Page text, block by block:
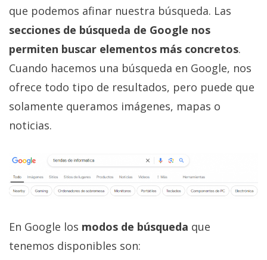
encontrarás
todas las
noticias sobre
tecnología,
ordenadores,
apps,
informática,
videojuegos,
trucos y
El Grupo
Informático
(CC) 2006-
2026.
Algunos
que podemos afinar nuestra búsqueda. Las
secciones de búsqueda de Google nos
permiten buscar elementos más concretos.
Cuando hacemos una búsqueda en Google, nos
ofrece todo tipo de resultados, pero puede que
solamente queramos imágenes, mapas o
noticias.
En Google los modos de búsqueda que
tenemos disponibles son: